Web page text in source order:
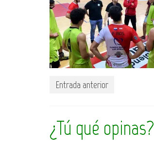
Entrada anterior
¿Tú qué opinas?